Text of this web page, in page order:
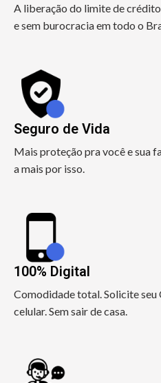
A liberação do limite de
e sem burocracia em todo o
Seguro de Vida
Mais proteção pra você e sua
a mais por isso.
100% Digital
Comodidade total. Solicite seu
celular. Sem sair de casa.